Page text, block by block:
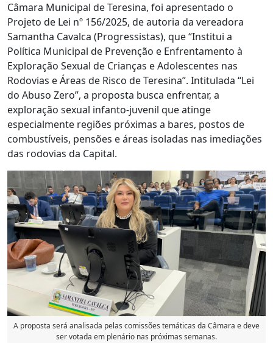
Câmara Municipal de Teresina, foi apresentado o
Projeto de Lei nº 156/2025, de autoria da vereadora
Samantha Cavalca (Progressistas), que “Institui a
Política Municipal de Prevenção e Enfrentamento à
Exploração Sexual de Crianças e Adolescentes nas
Rodovias e Áreas de Risco de Teresina”. Intitulada “Lei
do Abuso Zero”, a proposta busca enfrentar, a
exploração sexual infanto-juvenil que atinge
especialmente regiões próximas a bares, postos de
combustíveis, pensões e áreas isoladas nas imediações
das rodovias da Capital.
A proposta será analisada pelas comissões temáticas da Câmara e deve
ser votada em plenário nas próximas semanas.